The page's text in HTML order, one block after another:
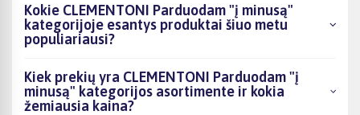
Kokie CLEMENTONI Parduodam "į minusą"
kategorijoje esantys produktai šiuo metu
populiariausi?
Kiek prekių yra CLEMENTONI Parduodam "į
minusą" kategorijos asortimente ir kokia
žemiausia kaina?